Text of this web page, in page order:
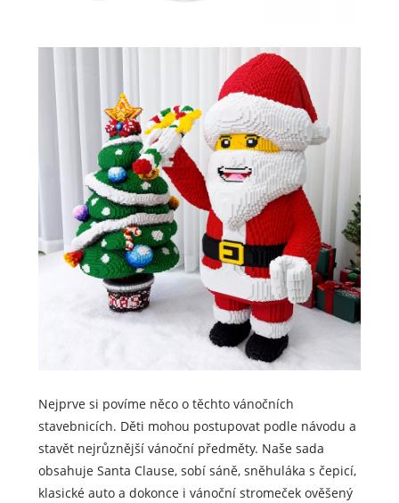
Nejprve si povíme něco o těchto vánočních
stavebnicích. Děti mohou postupovat podle návodu a
stavět nejrůznější vánoční předměty. Naše sada
obsahuje Santa Clause, sobí sáně, sněhuláka s čepicí,
klasické auto a dokonce i vánoční stromeček ověšený